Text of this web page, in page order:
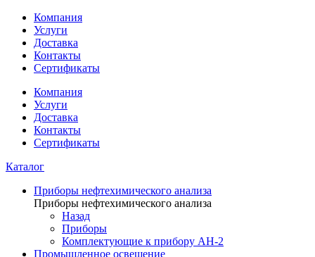
Компания
Услуги
Доставка
Контакты
Сертификаты
Компания
Услуги
Доставка
Контакты
Сертификаты
Каталог
Приборы нефтехимического анализа
Приборы нефтехимического анализа
Назад
Приборы
Комплектующие к прибору АН-2
Промышленное освещение